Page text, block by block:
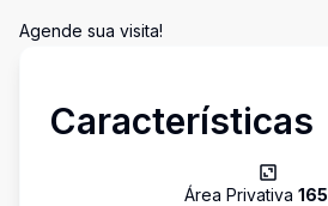
Agende sua visita!
Características
Área Privativa 165